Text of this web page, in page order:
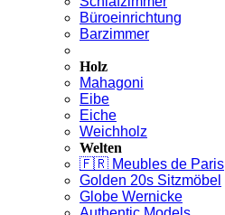
Büroeinrichtung
Barzimmer
Holz
Mahagoni
Eibe
Eiche
Weichholz
Welten
🇫🇷 Meubles de Paris
Golden 20s Sitzmöbel
Globe Wernicke